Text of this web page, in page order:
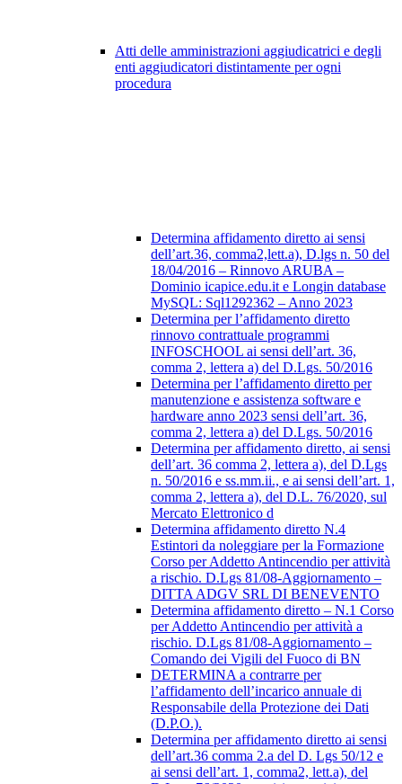
Atti delle amministrazioni aggiudicatrici e degli
enti aggiudicatori distintamente per ogni
procedura
Determina affidamento diretto ai sensi
dell’art.36, comma2,lett.a), D.lgs n. 50 del
18/04/2016 – Rinnovo ARUBA –
Dominio icapice.edu.it e Longin database
MySQL: Sql1292362 – Anno 2023
Determina per l’affidamento diretto
rinnovo contrattuale programmi
INFOSCHOOL ai sensi dell’art. 36,
comma 2, lettera a) del D.Lgs. 50/2016
Determina per l’affidamento diretto per
manutenzione e assistenza software e
hardware anno 2023 sensi dell’art. 36,
comma 2, lettera a) del D.Lgs. 50/2016
Determina per affidamento diretto, ai sensi
dell’art. 36 comma 2, lettera a), del D.Lgs
n. 50/2016 e ss.mm.ii., e ai sensi dell’art. 1,
comma 2, lettera a), del D.L. 76/2020, sul
Mercato Elettronico d
Determina affidamento diretto N.4
Estintori da noleggiare per la Formazione
Corso per Addetto Antincendio per attività
a rischio. D.Lgs 81/08-Aggiornamento –
DITTA ADGV SRL DI BENEVENTO
Determina affidamento diretto – N.1 Corso
per Addetto Antincendio per attività a
rischio. D.Lgs 81/08-Aggiornamento –
Comando dei Vigili del Fuoco di BN
DETERMINA a contrarre per
l’affidamento dell’incarico annuale di
Responsabile della Protezione dei Dati
(D.P.O.).
Determina per affidamento diretto ai sensi
dell’art.36 comma 2.a del D. Lgs 50/12 e
ai sensi dell’art. 1, comma2, lett.a), del